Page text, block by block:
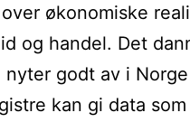
økonomiske
og handel. Det
godt av i
kan gi data